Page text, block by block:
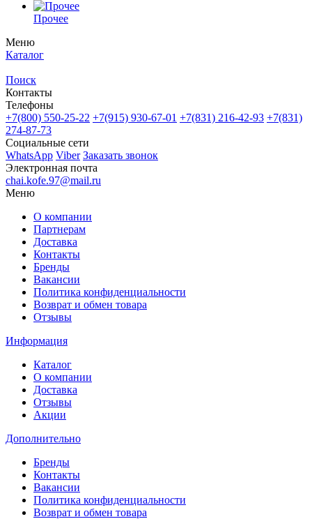
Прочее
Меню
Каталог
Поиск
Контакты
Телефоны
+7(800) 550-25-22 +7(915) 930-67-01 +7(831) 216-42-93 +7(831)
274-87-73
Социальные сети
WhatsApp Viber Заказать звонок
Электронная почта
chai.kofe.97@mail.ru
Меню
О компании
Партнерам
Доставка
Контакты
Бренды
Вакансии
Политика конфиденциальности
Возврат и обмен товара
Отзывы
Информация
Каталог
О компании
Доставка
Отзывы
Акции
Дополнительно
Бренды
Контакты
Вакансии
Политика конфиденциальности
Возврат и обмен товара